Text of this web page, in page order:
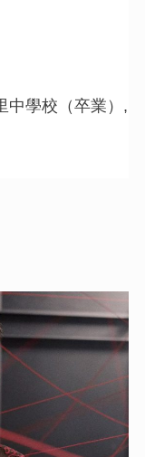
中學校（卒業）,